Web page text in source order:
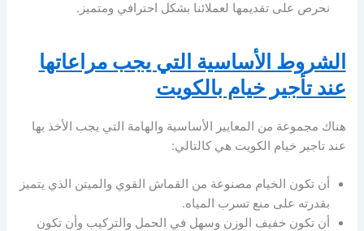
نحرص على تقديمها لعملائنا بشكل احترافي ومتميز.
الشروط الأساسية التي يجب مراعاتها
عند تأجير خيام بالكويت
هناك مجموعة من المعايير الأساسية والهامة التي يجب الأخذ بها
عند تاجير خيام الكويت هي كالتالي:
أن تكون الخيام مصنوعة من القماش القوي والميتن الذي يتميز
بقدرته على منع تسرب المياه.
أن تكون خفيف الوزن وسهل في الحمل والتركيب وأن تكون